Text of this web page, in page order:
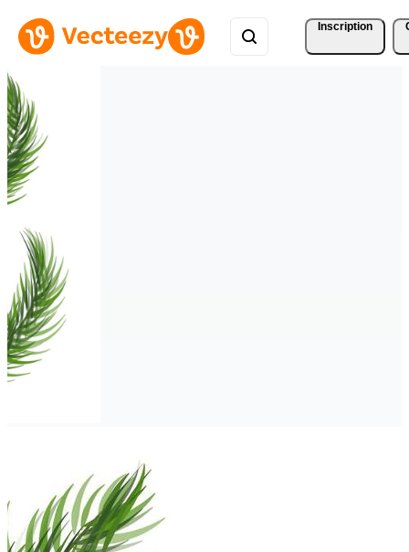
Inscription